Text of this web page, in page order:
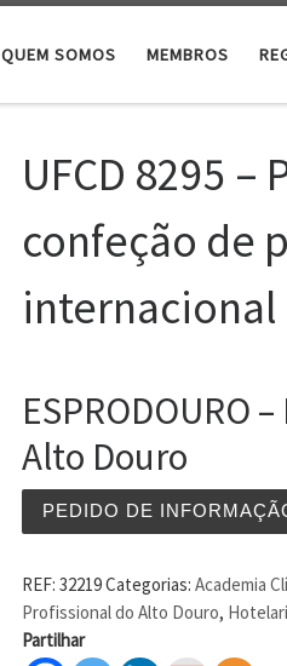
QUEM SOMOS MEMBROS
UFCD 8295 –
confeção de
internacional
ESPRODOURO
Alto Douro
PEDIDO DE
REF:32219Categorias:Academia
Profissional do Alto Douro,
Partilhar